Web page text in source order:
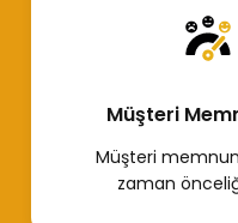
Müşteri
Müşteri
zaman